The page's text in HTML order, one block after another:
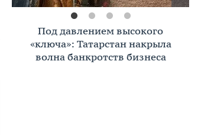
Премиальное жилье в Казани:
тренды, критерии, покупатели в
2026 году